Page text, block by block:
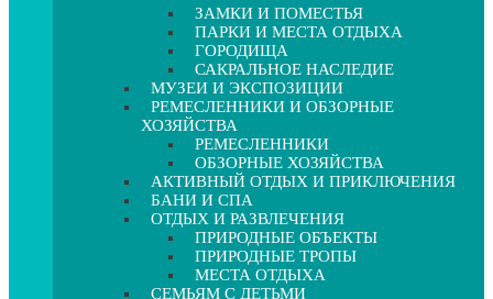
ЗАМКИ И ПОМЕСТЬЯ
ПАРКИ И МЕСТА ОТДЫХА
ГОРОДИЩА
САКРАЛЬНОЕ НАСЛЕДИЕ
МУЗЕИ И ЭКСПОЗИЦИИ
РЕМЕСЛЕННИКИ И ОБЗОРНЫЕ
ХОЗЯЙСТВА
РЕМЕСЛЕННИКИ
ОБЗОРНЫЕ ХОЗЯЙСТВА
АКТИВНЫЙ ОТДЫХ И ПРИКЛЮЧЕНИЯ
БАНИ И СПА
ОТДЫХ И РАЗВЛЕЧЕНИЯ
ПРИРОДНЫЕ ОБЪЕКТЫ
ПРИРОДНЫЕ ТРОПЫ
МЕСТА ОТДЫХА
СЕМЬЯМ С ДЕТЬМИ